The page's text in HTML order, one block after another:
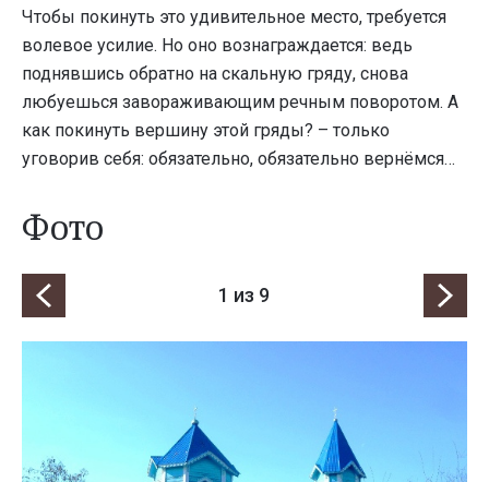
Чтобы покинуть это удивительное место, требуется
волевое усилие. Но оно вознаграждается: ведь
поднявшись обратно на скальную гряду, снова
любуешься завораживающим речным поворотом. А
как покинуть вершину этой гряды? – только
уговорив себя: обязательно, обязательно вернёмся…
Фото
1 из 9